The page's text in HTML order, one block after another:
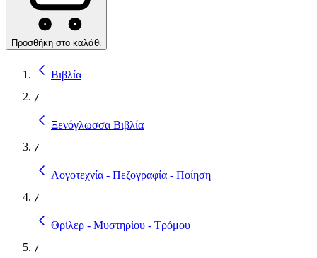
Προσθήκη στο καλάθι
Βιβλία
/
Ξενόγλωσσα Βιβλία
/
Λογοτεχνία - Πεζογραφία - Ποίηση
/
Θρίλερ - Μυστηρίου - Τρόμου
/